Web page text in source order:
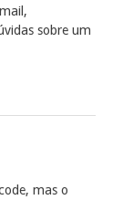
sobre um
mas o